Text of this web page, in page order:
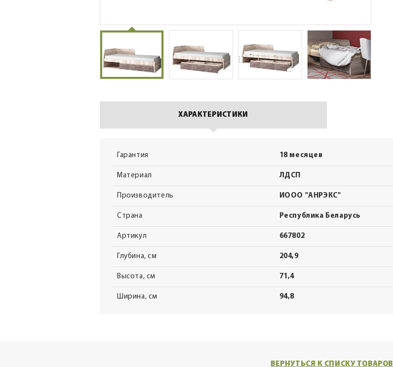
ХАРАКТЕРИСТИКИ
Гарантия 18 месяцев
Материал ЛДСП
Производитель ИООО "АНРЭКС"
Страна Республика Беларусь
Артикул 667802
Глубина, см 204,9
Высота, см 71,4
Ширина, см 94,8
ВЕРНУТЬСЯ К СПИСКУ ТОВАРОВ